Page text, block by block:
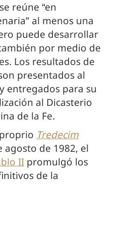
reúne “en
al menos una
puede desarrollar
por medio de
Los resultados de
presentados al
entregados para su
al Dicasterio
de la Fe.
Tredecim
agosto de 1982, el
II promulgó los
de la